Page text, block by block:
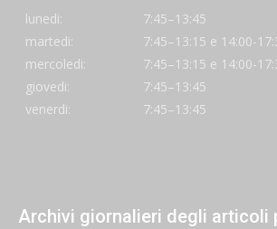
lunedi:
7:45–13:45
martedi:
7:45–13:15 e 14:00-
mercoledi:
7:45–13:15 e 14:00-
giovedi:
7:45–13:45
venerdi:
7:45–13:45
Archivi giornalieri degli articoli